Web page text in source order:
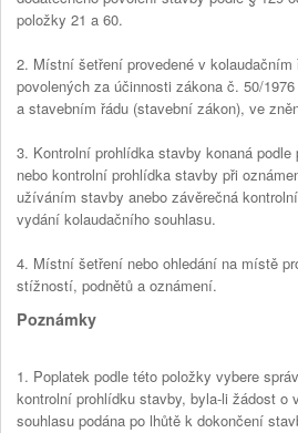
položky 21 a 60.
2. Místní šetření provedené v
povolených za účinnosti zákona č. 50/
a stavebním řádu (stavební zákon), ve
3. Kontrolní prohlídka stavby konaná
nebo kontrolní prohlídka stavby při
užíváním stavby anebo závěrečná
vydání kolaudačního souhlasu.
4. Místní šetření nebo ohledání na místě
stížností, podnětů a oznámení.
Poznámky
1. Poplatek podle této položky vybere
kontrolní prohlídku stavby, byla-li žádost o
souhlasu podána po lhůtě k dokončení